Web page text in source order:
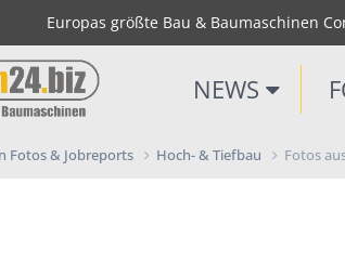
Europas größte Bau & Baumaschinen
NEWS
Fotos & Jobreports Hoch- & Tiefbau Fotos